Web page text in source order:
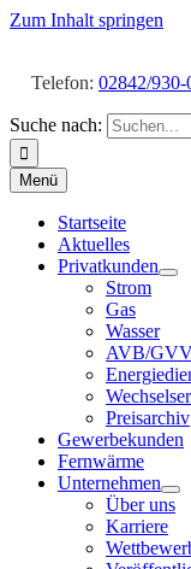
Zum Inhalt springen
Telefon: 02842/930-
Suche nach:
Menü
Startseite
Aktuelles
Privatkunden
Strom
Gas
Wasser
AVB/
Preisarchiv
Gewerbekunden
Fernwärme
Unternehmen
Über uns
Karriere